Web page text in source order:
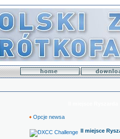
Opcje newsa
II miejsce